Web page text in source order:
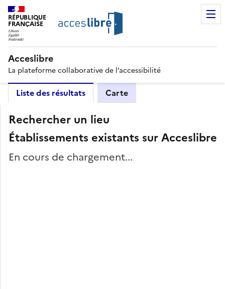
RÉPUBLIQUE
FRANÇAISE
Acceslibre
La plateforme collaborative de l’accessibilité
Liste des résultats Carte
Rechercher un lieu
Établissements existants sur Acceslibre
En cours de chargement...